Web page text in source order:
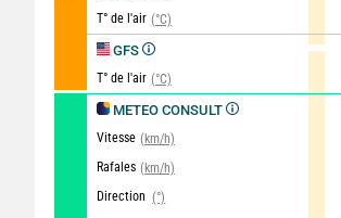
T° de l'air (°C)
GFS
T° de l'air (°C)
METEO CONSULT
Vitesse (km/h)
Rafales (km/h)
Direction (°)